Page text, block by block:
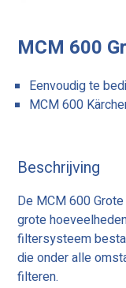
MCM 600
Eenvoudig te
MCM 600
Beschrijving
De MCM 600
grote
filtersysteem
die onder alle
filteren.